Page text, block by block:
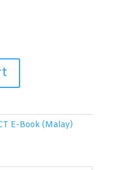
E-Book (Malay)